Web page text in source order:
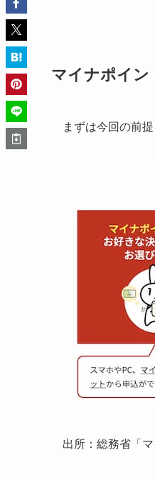
マイナポイン
まずは今回の前
出所：総務省「